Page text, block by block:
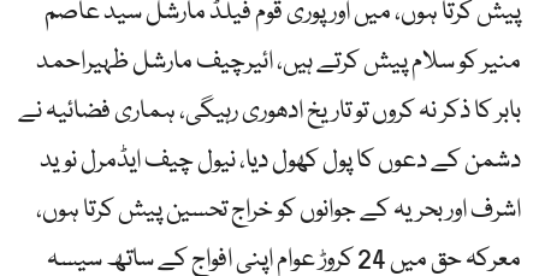
پیش کرتا ہوں، میں اور پوری قوم فیلڈ مارشل سید عاصم
منیر کو سلام پیش کرتے ہیں، ائیرچیف مارشل ظہیراحمد
بابر کا ذکر نہ کروں تو تاریخ ادھوری رہیگی، ہماری فضائیہ نے
دشمن کے دعوں کا پول کھول دیا، نیول چیف ایڈمرل نوید
اشرف اور بحریہ کے جوانوں کو خراج تحسین پیش کرتا ہوں،
معرکہ حق میں 24 کروڑ عوام اپنی افواج کے ساتھ سیسہ